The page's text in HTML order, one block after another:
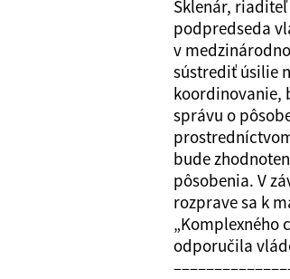
Sklenár,
podpredseda
v
sústrediť úsilie
koordinovanie,
správu o
bude
pôsobenia. V
rozprave sa k
„Komplexného
odporučila